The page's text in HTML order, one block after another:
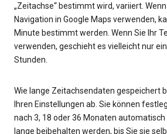
„Zeitachse“ bestimmt wird, variiert.
Navigation in Google Maps verwenden,
Minute bestimmt werden. Wenn Sie Ihr
verwenden, geschieht es vielleicht nur
Stunden.
Wie lange Zeitachsendaten gespeichert
Ihren Einstellungen ab. Sie können
nach 3, 18 oder 36 Monaten
lange beibehalten werden, bis Sie sie